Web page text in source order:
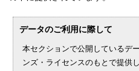
データのご利用に際して
本セクションで公開しているデ
ンズ・ライセンスのもとで提供